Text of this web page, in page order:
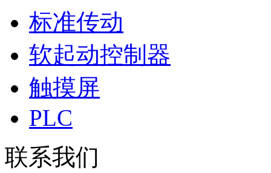
标准传动
软起动控制器
触摸屏
PLC
联系我们